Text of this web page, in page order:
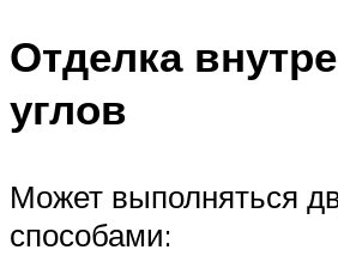
Отделка
углов
Может выполняться
способами: